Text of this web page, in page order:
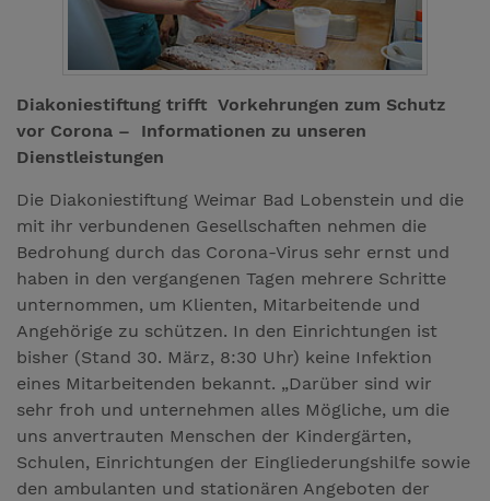
Diakoniestiftung trifft Vorkehrungen zum Schutz
vor Corona – Informationen zu unseren
Dienstleistungen
Die Diakoniestiftung Weimar Bad Lobenstein und die
mit ihr verbundenen Gesellschaften nehmen die
Bedrohung durch das Corona-Virus sehr ernst und
haben in den vergangenen Tagen mehrere Schritte
unternommen, um Klienten, Mitarbeitende und
Angehörige zu schützen. In den Einrichtungen ist
bisher (Stand 30. März, 8:30 Uhr) keine Infektion
eines Mitarbeitenden bekannt. „Darüber sind wir
sehr froh und unternehmen alles Mögliche, um die
uns anvertrauten Menschen der Kindergärten,
Schulen, Einrichtungen der Eingliederungshilfe sowie
den ambulanten und stationären Angeboten der